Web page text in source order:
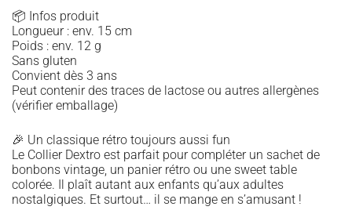
📦 Infos produit
Longueur : env. 15 cm
Poids : env. 12 g
Sans gluten
Convient dès 3 ans
Peut contenir des traces de lactose ou autres allergènes
(vérifier emballage)
🎉 Un classique rétro toujours aussi fun
Le Collier Dextro est parfait pour compléter un sachet de
bonbons vintage, un panier rétro ou une sweet table
colorée. Il plaît autant aux enfants qu’aux adultes
nostalgiques. Et surtout… il se mange en s’amusant !